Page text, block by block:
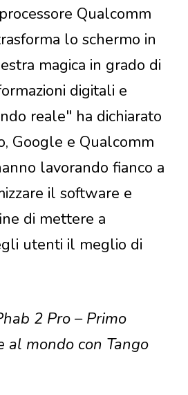
Qualcomm
lo schermo in
magica in grado di
digitali e
reale" ha dichiarato
Google e Qualcomm
lavorando fianco a
il software e
di mettere a
utenti il meglio di
2 Pro – Primo
al mondo con Tango